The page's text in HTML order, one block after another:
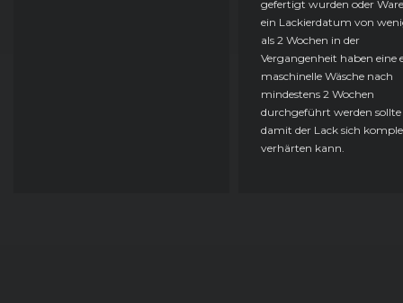
gefertigt wurden oder
ein Lackierdatum von
als 2 Wochen in der
Vergangenheit haben eine
maschinelle Wäsche nach
mindestens 2 Wochen
durchgeführt werden sollte
damit der Lack sich
verhärten kann.